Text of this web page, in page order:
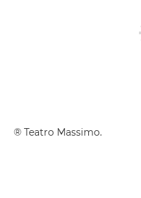
® Teatro Massimo.